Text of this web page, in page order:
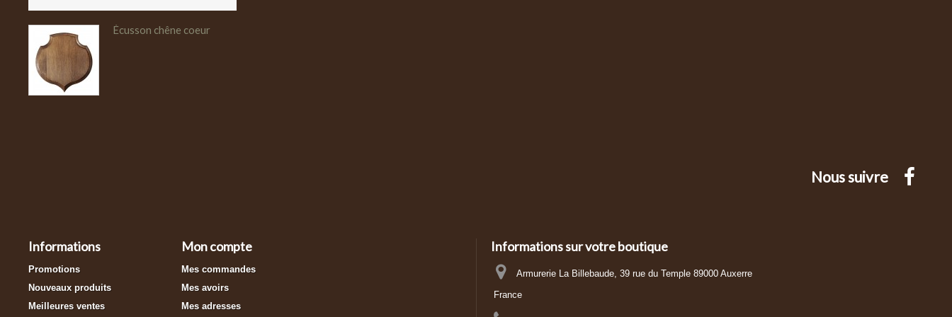
Écusson chêne coeur
Nous suivre
Informations
Promotions
Nouveaux produits
Meilleures ventes
Mon compte
Mes commandes
Mes avoirs
Mes adresses
Informations sur votre boutique
Armurerie La Billebaude, 39 rue du Temple 89000 Auxerre
France